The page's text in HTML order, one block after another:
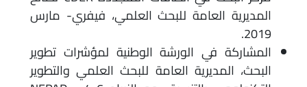
المديرية العامة للبحث العلمي، فيفري- مارس
2019.
المشاركة في الورشة الوطنية لمؤشرات تطوير
البحث، المديرية العامة للبحث العلمي والتطوير